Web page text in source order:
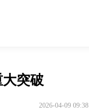
突破
2026-04-09 09:38